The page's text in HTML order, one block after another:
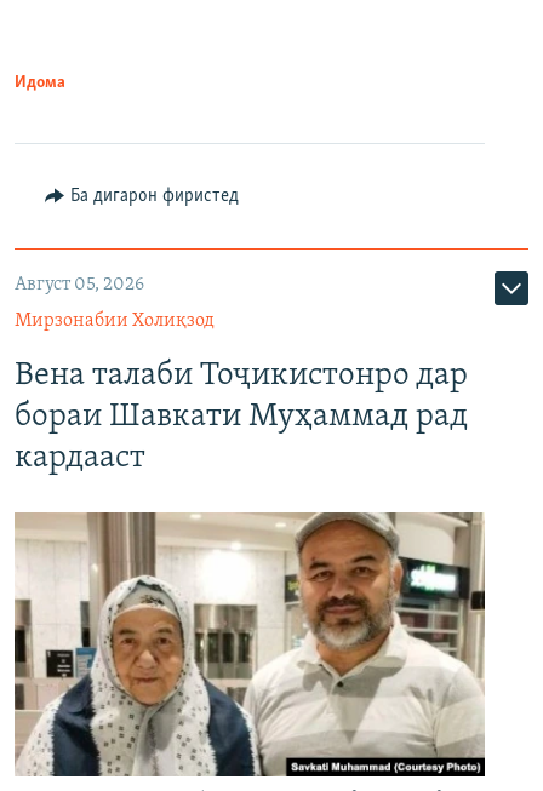
Идома
Ба дигарон фиристед
Август 05, 2026
Мирзонабии Холиқзод
Вена талаби Тоҷикистонро дар
бораи Шавкати Муҳаммад рад
кардааст